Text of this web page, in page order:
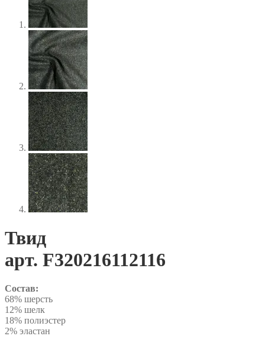
Твид
арт. F320216112116
Состав:
68% шерсть
12% шелк
18% полиэстер
2% эластан